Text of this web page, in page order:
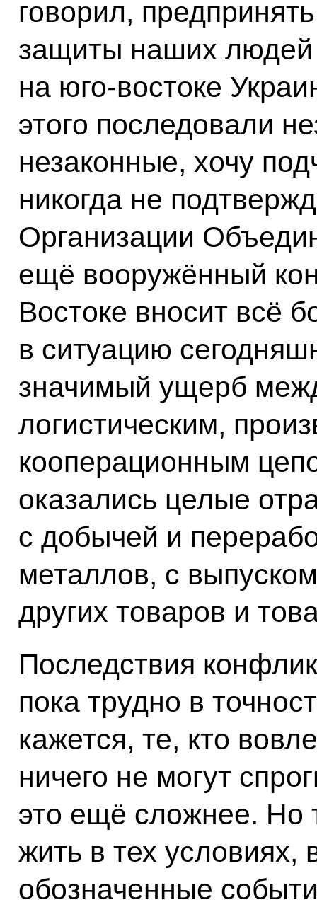
говорил,
защиты наших людей
на юго-востоке
этого последовали
незаконные, хочу
никогда не
Организации
ещё вооружённый
Востоке вносит всё
в ситуацию
значимый ущерб
логистическим,
кооперационным
оказались целые
с добычей и
металлов, с
других товаров и
Последствия
пока трудно в
кажется, те, кто
ничего не могут
это ещё сложнее.
жить в тех условиях,
обозначенные